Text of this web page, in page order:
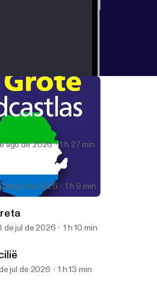
bokoe bokoe See omnystudio.com/listener [
listener
Kaapstad
ago de 2026 1 h 27 min
de jul de 2026 1 h 9 min
de jul de 2026 1 h 10 min
jul de 2026 1 h 13 min